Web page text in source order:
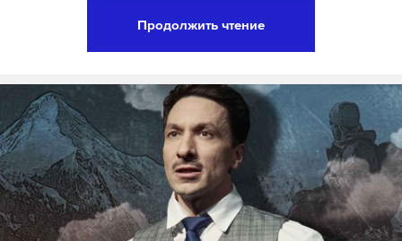
возложитьфункции врачана фельдшеров и
акушеров при организации первичной медико-
санитарной помощи, а также фельдшеров скорой
при организации скорой медпомощи.
Фельдшер скорой помощи, координатор
профсоюза работников здравоохранения
Продолжить чтение